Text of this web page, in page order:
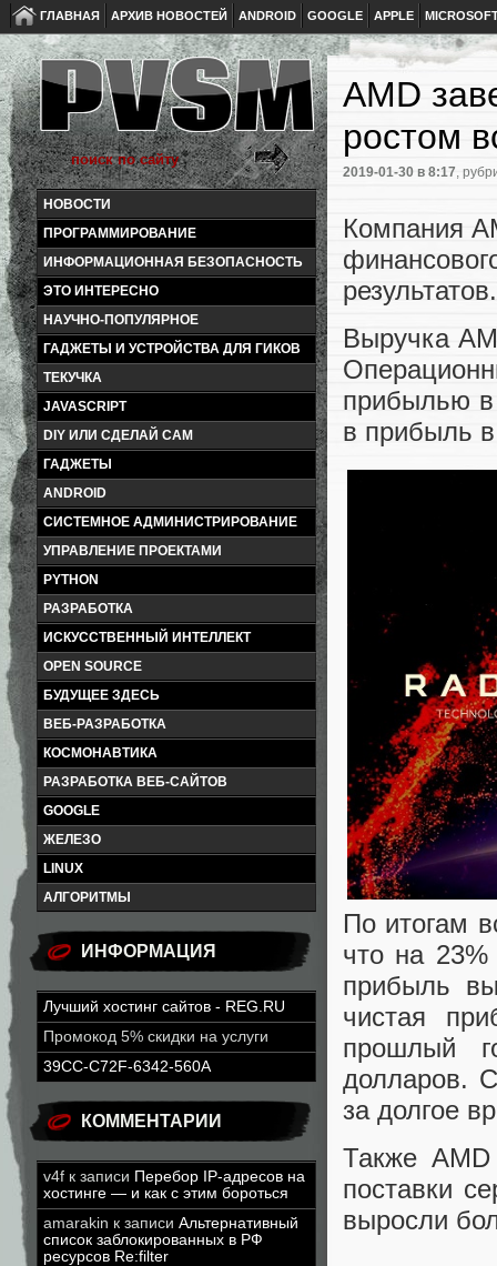
ГЛАВНАЯ АРХИВ НОВОСТЕЙ ANDROID GOOGLE APPLE
НОВОСТИ
ПРОГРАММИРОВАНИЕ
ИНФОРМАЦИОННАЯ БЕЗОПАСНОСТЬ
ЭТО ИНТЕРЕСНО
НАУЧНО-ПОПУЛЯРНОЕ
ГАДЖЕТЫ И УСТРОЙСТВА ДЛЯ ГИКОВ
ТЕКУЧКА
JAVASCRIPT
DIY ИЛИ СДЕЛАЙ САМ
ГАДЖЕТЫ
ANDROID
СИСТЕМНОЕ АДМИНИСТРИРОВАНИЕ
УПРАВЛЕНИЕ ПРОЕКТАМИ
PYTHON
РАЗРАБОТКА
ИСКУССТВЕННЫЙ ИНТЕЛЛЕКТ
OPEN SOURCE
БУДУЩЕЕ ЗДЕСЬ
ВЕБ-РАЗРАБОТКА
КОСМОНАВТИКА
РАЗРАБОТКА ВЕБ-САЙТОВ
GOOGLE
ЖЕЛЕЗО
LINUX
АЛГОРИТМЫ
ИНФОРМАЦИЯ
Лучший хостинг сайтов - REG.RU
Промокод 5% скидки на услуги
39CC-C72F-6342-560A
КОММЕНТАРИИ
v4f к записи Перебор IP-адресов на
хостинге — и как с этим бороться
amarakin к записи Альтернативный
список заблокированных в РФ
ресурсов Re:filter
AMD
ростом
2019-01-30 в 8:17,
Компания
результатов.
Выручка
прибылью в
в прибыль
По итогам
что на 23%
прибыль
чистая
прошлый
долларов.
за долгое
Также
поставки
выросли